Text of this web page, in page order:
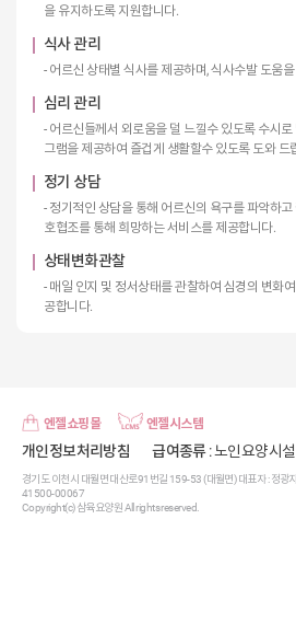
을 유지하도록 지원합니다.
식사 관리
- 어르신 상태별 식사를 제공하며, 식사수발 도움
심리 관리
- 어르신들께서 외로움을 덜 느낄수 있도록 수시
그램을 제공하여 즐겁게 생활할수 있도록 도와 드
정기 상담
- 정기적인 상담을 통해 어르신의 욕구를 파악하
호협조를 통해 희망하는 서비스를 제공합니다.
상태변화관찰
- 매일 인지 및 정서상태를 관찰하여 심경의 변화
공합니다.
엔젤쇼핑몰 엔젤시스템
개인정보처리방침 급여종류: 노인요양시설
경기도 이천시 대월면 대산로91번길 159-53 (대월면) 대표자 : 정
41500-00067
Copyright(c) 삼육요양원 All rights reserved.